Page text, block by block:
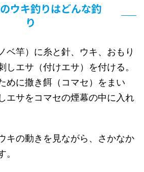
ウキ釣りはどんな釣
り
ベ竿）に糸と針、ウキ、おもり
しエサ（付けエサ）を付ける。
めに撒き餌（コマセ）をまい
エサをコマセの煙幕の中に入れ
キの動きを見ながら、さかなか
。